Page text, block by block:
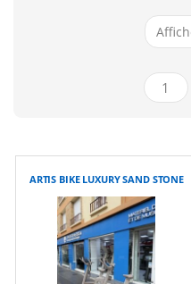
ARTIS BIKE LUXURY SAND STONE